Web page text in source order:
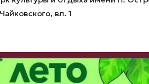
вл. 1